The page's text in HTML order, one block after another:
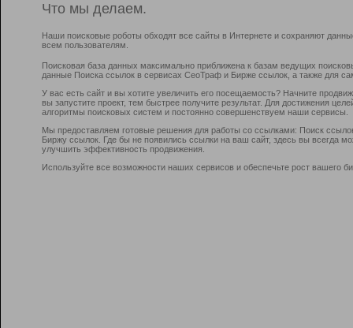
Что мы делаем.
Наши поисковые роботы обходят все сайты в Интернете и сохраняют
всем пользователям.
Поисковая база данных максимально приближена к базам ведущих
данные Поиска ссылок в сервисах СеоТраф и Бирже ссылок, а также для
У вас есть сайт и вы хотите увеличить его посещаемость? Начните
вы запустите проект, тем быстрее получите результат. Для достижения
алгоритмы поисковых систем и постоянно совершенствуем наши сервисы.
Мы предоставляем готовые решения для работы со ссылками: Поиск
Биржу ссылок. Где бы не появились ссылки на ваш сайт, здесь вы всегда
улучшить эффективность продвижения.
Используйте все возможности наших сервисов и обеспечьте рост вашего